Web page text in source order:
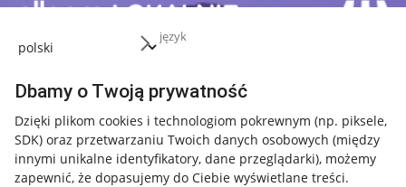
język
Dbamy o Twoją prywatność
Dzięki plikom cookies i technologiom pokrewnym (np. piksele,
SDK) oraz przetwarzaniu Twoich danych osobowych (między
innymi unikalne identyfikatory, dane przeglądarki), możemy
zapewnić, że dopasujemy do Ciebie wyświetlane treści.